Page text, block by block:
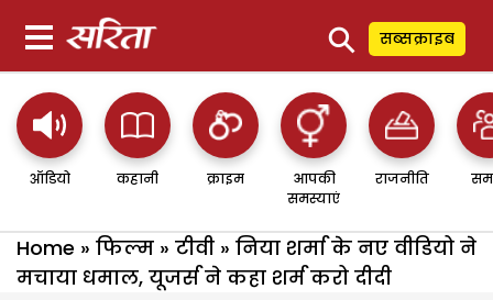
⚲ सब्सक्राइब
ऑडियो कहानी क्राइम
आपकी
समस्याएं
राजनीति
Home » फिल्म » टीवी » निया शर्मा के नए वीडियो ने
मचाया धमाल, यूजर्स ने कहा शर्म करो दीदी